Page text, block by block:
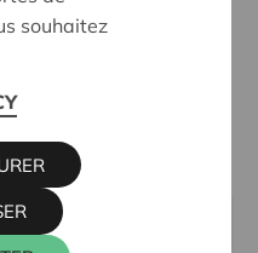
souhaitez